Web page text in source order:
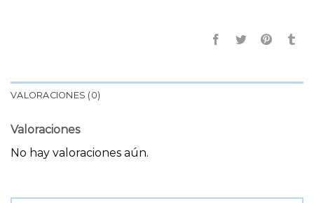
VALORACIONES (0)
Valoraciones
No hay valoraciones aún.